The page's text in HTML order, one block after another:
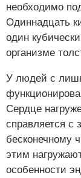
необходимо
Одиннадцать
один
организме
У людей с
Сердце
справляется с
бесконечному
этим
особенности